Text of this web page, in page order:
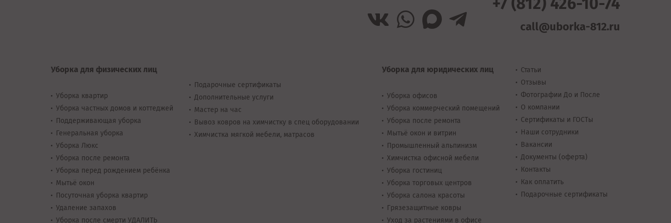
call@uborka-812.ru
Уборка для физических лиц
Уборка квартир
Уборка частных домов и коттеджей
Поддерживающая уборка
Генеральная уборка
Уборка Люкс
Уборка после ремонта
Уборка перед рождением ребёнка
Мытьё окон
Посуточная уборка квартир
Удаление запахов
Уборка после смерти УДАЛИТЬ
Подарочные сертификаты
Дополнительные услуги
Мастер на час
Вывоз ковров на химчистку в спец оборудовании
Химчистка мягкой мебели, матрасов
Уборка для юридических лиц
Уборка офисов
Уборка коммерческий помещений
Уборка после ремонта
Мытьё окон и витрин
Промышленный альпинизм
Химчистка офисной мебели
Уборка гостиниц
Уборка торговых центров
Уборка салона красоты
Грязезащитные ковры
Уход за растениями в офисе
Статьи
Отзывы
Фотографии До и После
О компании
Сертификаты и ГОСТы
Наши сотрудники
Вакансии
Документы (оферта)
Контакты
Как оплатить
Подарочные сертификаты